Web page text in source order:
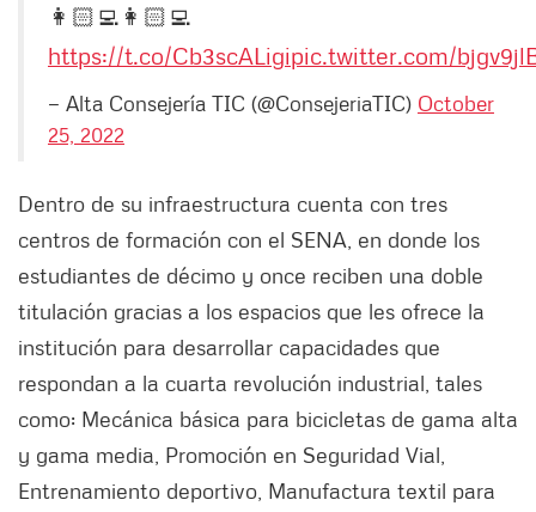
👩🏻‍💻👩🏻‍💻
https://t.co/Cb3scALigipic.twitter.com/
— Alta Consejería TIC (@ConsejeriaTIC) October
25, 2022
Dentro de su infraestructura cuenta con tres
centros de formación con el SENA, en donde los
estudiantes de décimo y once reciben una doble
titulación gracias a los espacios que les ofrece la
institución para desarrollar capacidades que
respondan a la cuarta revolución industrial, tales
como: Mecánica básica para bicicletas de gama alta
y gama media, Promoción en Seguridad Vial,
Entrenamiento deportivo, Manufactura textil para